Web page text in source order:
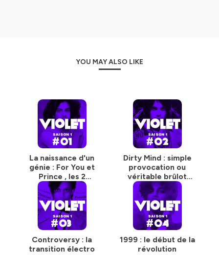
YOU MAY ALSO LIKE
La naissance d'un
génie : For You et
Prince , les 2
premiers albums
Dirty Mind : simple
provocation ou
véritable brûlot
Punk ?
Controversy : la
transition électro
1999 : le début de la
révolution